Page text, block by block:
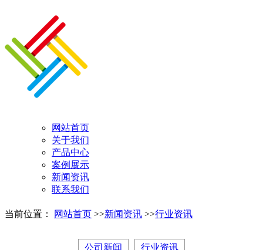
网站首页
关于我们
产品中心
案例展示
新闻资讯
联系我们
当前位置： 网站首页 >>新闻资讯 >>行业资讯
公司新闻 行业资讯